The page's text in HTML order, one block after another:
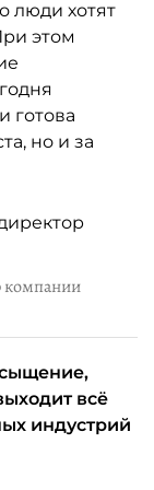
люди хотят
этом
готова
но и за
компании
всё
индустрий